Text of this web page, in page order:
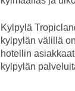
Kylpylä
kylpylän välillä
hotellin
kylpylän